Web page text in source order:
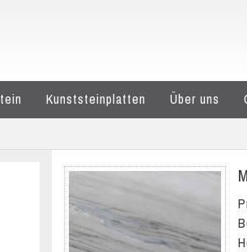
Kunststeinplatten Über uns